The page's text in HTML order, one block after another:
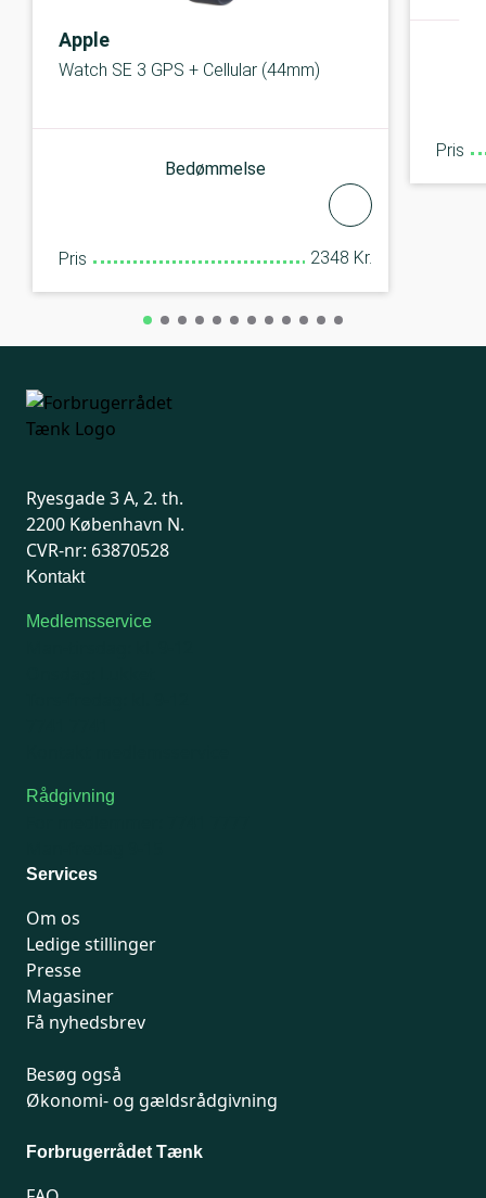
Apple
Watch SE 3 GPS + Cellular (44mm)
Bedømmelse
Pris 2348 Kr.
Pris
Ryesgade 3 A, 2. th.
2200 København N.
CVR-nr: 63870528
Kontakt
Medlemsservice
Rådgivning
Services
Om os
Ledige stillinger
Presse
Magasiner
Få nyhedsbrev
Besøg også
Økonomi- og gældsrådgivning
Forbrugerrådet Tænk